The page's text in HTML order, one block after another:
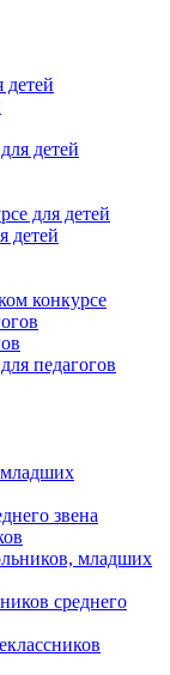
детей
детей
для детей
детей
конкурсе
педагогов
звена
младших
среднего
и узнавайте